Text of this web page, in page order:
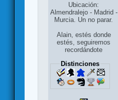
Ubicación:
Almendralejo - Madrid -
Murcia. Un no parar.
Alain, estés donde
estés, seguiremos
recordándote
Distinciones